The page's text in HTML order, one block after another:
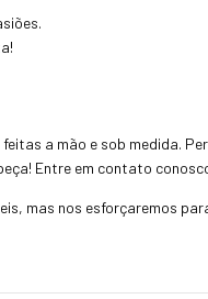
a mão e sob medida.
Entre em contato
mas nos esforçaremos